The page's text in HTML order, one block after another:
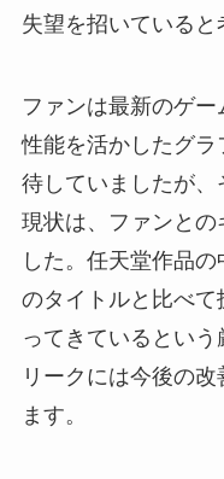
失望を招いていると
ファンは最新のゲ
性能を活かしたグ
待していましたが
現状は、ファンとの
した。任天堂作品
のタイトルと比べ
ってきているとい
リークには今後の
ます。